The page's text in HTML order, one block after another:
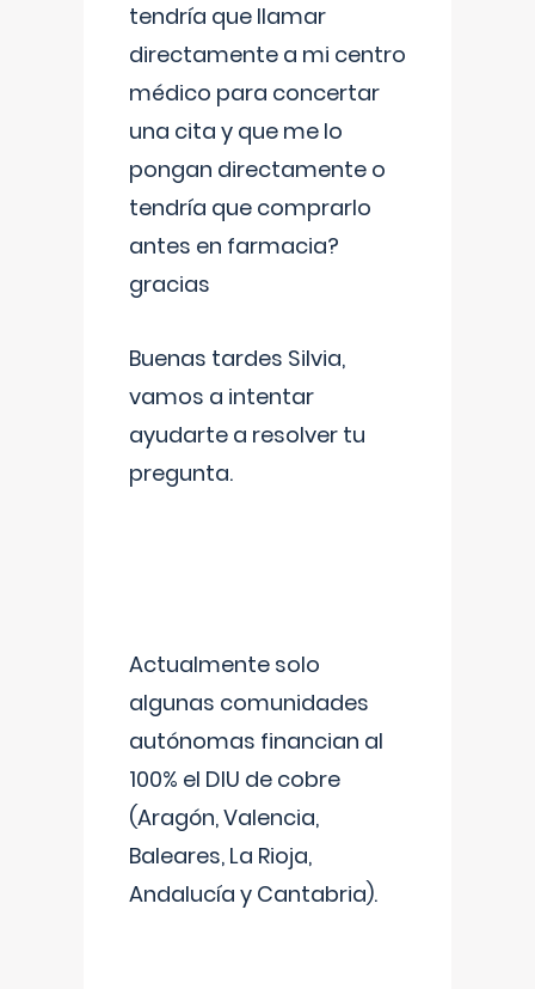
tendría que llamar
directamente a mi centro
médico para concertar
una cita y que me lo
pongan directamente o
tendría que comprarlo
antes en farmacia?
gracias
Buenas tardes Silvia,
vamos a intentar
ayudarte a resolver tu
pregunta.
Actualmente solo
algunas comunidades
autónomas financian al
100% el DIU de cobre
(Aragón, Valencia,
Baleares, La Rioja,
Andalucía y Cantabria).